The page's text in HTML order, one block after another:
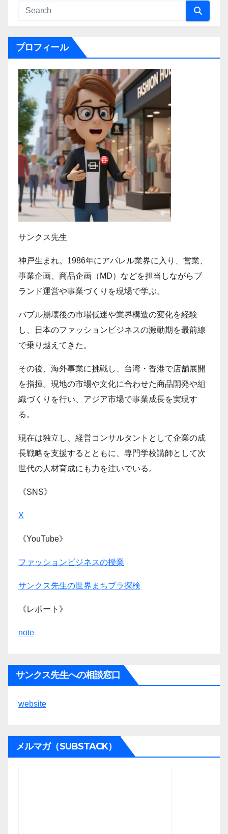
プロフィール
サンクス先生
神戸生まれ。1986年にアパレル業界に入り、営業、
事業企画、商品企画（MD）などを担当しながらブ
ランド運営や事業づくりを現場で学ぶ。
バブル崩壊後の市場低迷や業界構造の変化を経験
し、日本のファッションビジネスの激動期を最前線
で乗り越えてきた。
その後、海外事業に挑戦し、台湾・香港で店舗展開
を指揮。現地の市場や文化に合わせた商品開発や組
織づくりを行い、アジア市場で事業成長を実現す
る。
現在は独立し、経営コンサルタントとして企業の成
長戦略を支援するとともに、専門学校講師として次
世代の人材育成にも力を注いでいる。
《SNS》
X
《YouTube》
ファッションビジネスの授業
サンクス先生の世界まちブラ探検
《レポート》
note
サンクス先生への相談窓口
website
メルマガ（SUBSTACK）